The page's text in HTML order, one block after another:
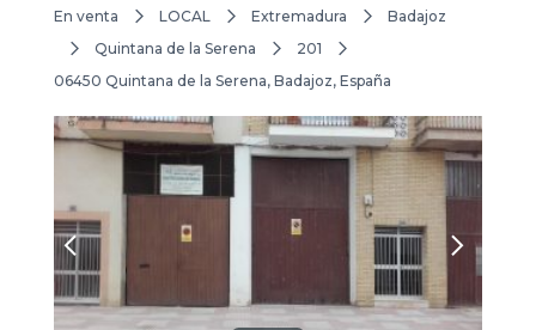
En venta LOCAL Extremadura
Badajoz
Quintana de la Serena
201
06450 Quintana de la Serena, Badajoz, España